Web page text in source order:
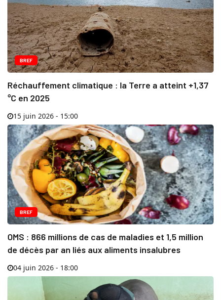
BREF
Réchauffement climatique : la Terre a atteint +1,37
°C en 2025
15 juin 2026 - 15:00
BREF
OMS : 866 millions de cas de maladies et 1,5 million
de décès par an liés aux aliments insalubres
04 juin 2026 - 18:00